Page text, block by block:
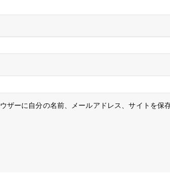
ザーに自分の名前、メールアドレス、サイトを保存